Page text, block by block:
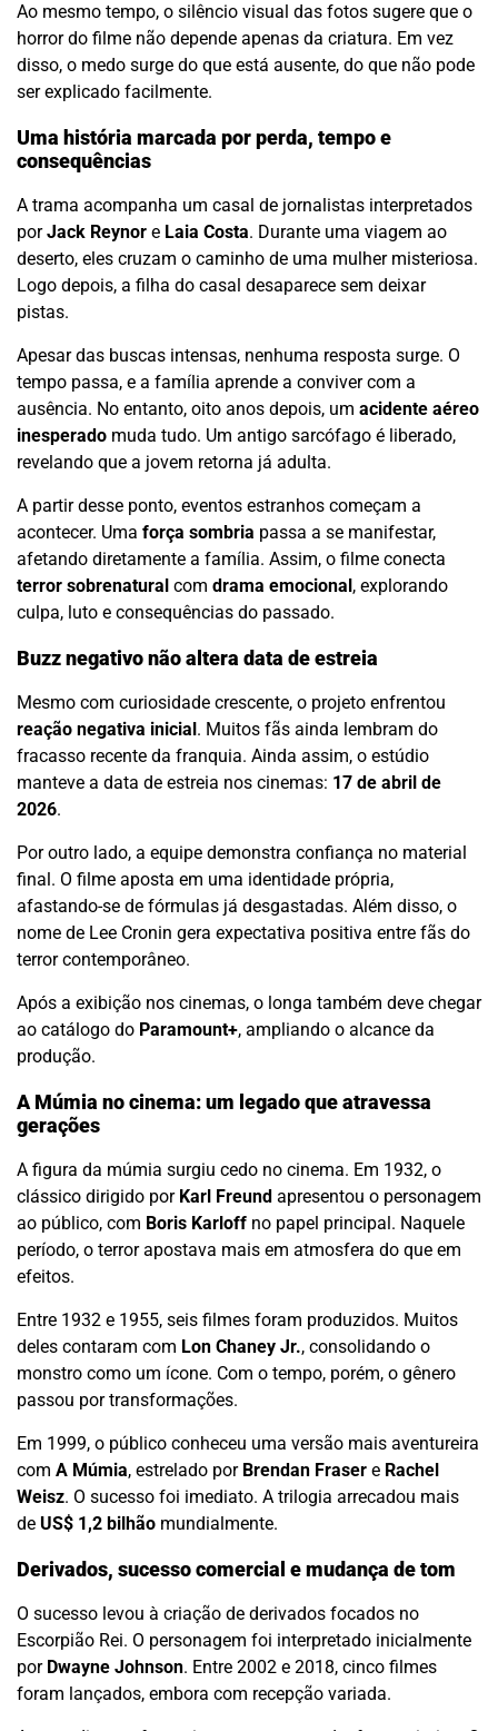
Ao mesmo tempo, o silêncio visual das fotos sugere que o
horror do filme não depende apenas da criatura. Em vez
disso, o medo surge do que está ausente, do que não pode
ser explicado facilmente.
Uma história marcada por perda, tempo e
consequências
A trama acompanha um casal de jornalistas interpretados
porJack Reynor e Laia Costa. Durante uma viagem ao
deserto, eles cruzam o caminho de uma mulher misteriosa.
Logo depois, a filha do casal desaparece sem deixar
pistas.
Apesar das buscas intensas, nenhuma resposta surge. O
tempo passa, e a família aprende a conviver com a
ausência. No entanto, oito anos depois, um acidente aéreo
inesperado muda tudo. Um antigo sarcófago é liberado,
revelando que a jovem retorna já adulta.
A partir desse ponto, eventos estranhos começam a
acontecer. Uma força sombria passa a se manifestar,
afetando diretamente a família. Assim, o filme conecta
terror sobrenatural com drama emocional, explorando
culpa, luto e consequências do passado.
Buzz negativo não altera data de estreia
Mesmo com curiosidade crescente, o projeto enfrentou
reação negativa inicial. Muitos fãs ainda lembram do
fracasso recente da franquia. Ainda assim, o estúdio
manteve a data de estreia nos cinemas: 17 de abril de
2026.
Por outro lado, a equipe demonstra confiança no material
final. O filme aposta em uma identidade própria,
afastando-se de fórmulas já desgastadas. Além disso, o
nome de Lee Cronin gera expectativa positiva entre fãs do
terror contemporâneo.
Após a exibição nos cinemas, o longa também deve chegar
ao catálogo do Paramount+, ampliando o alcance da
produção.
A Múmia no cinema: um legado que atravessa
gerações
A figura da múmia surgiu cedo no cinema. Em 1932, o
clássico dirigido por Karl Freund apresentou o personagem
ao público, com Boris Karloff no papel principal. Naquele
período, o terror apostava mais em atmosfera do que em
efeitos.
Entre 1932 e 1955, seis filmes foram produzidos. Muitos
deles contaram com Lon Chaney Jr., consolidando o
monstro como um ícone. Com o tempo, porém, o gênero
passou por transformações.
Em 1999, o público conheceu uma versão mais aventureira
com A Múmia, estrelado por Brendan Fraser e Rachel
Weisz. O sucesso foi imediato. A trilogia arrecadou mais
de US$ 1,2 bilhão mundialmente.
Derivados, sucesso comercial e mudança de tom
O sucesso levou à criação de derivados focados no
Escorpião Rei. O personagem foi interpretado inicialmente
por Dwayne Johnson. Entre 2002 e 2018, cinco filmes
foram lançados, embora com recepção variada.